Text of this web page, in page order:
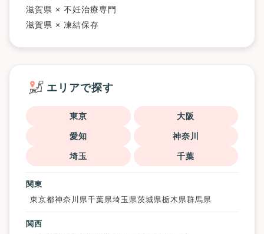
滋賀県 × 不妊治療専門
滋賀県 × 凍結保存
エリアで探す
東京 大阪
愛知 神奈川
埼玉 千葉
関東
東京都神奈川県千葉県埼玉県茨城県栃木県群馬県
関西